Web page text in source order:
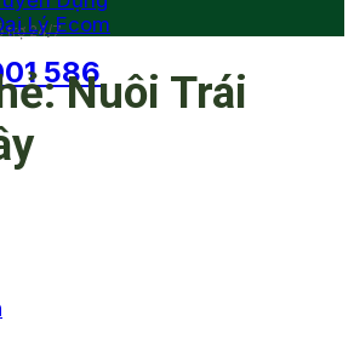
trợ 24/7
586
Lý Ecom
Nuôi Trái